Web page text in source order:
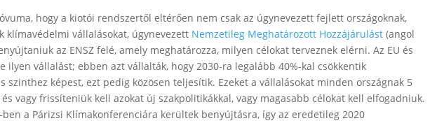
hogy a kiotói rendszertől eltérően nem csak az úgynevezett fejlett országoknak,
klímavédelmi vállalásokat, úgynevezett Nemzetileg Meghatározott Hozzájárulást (angol
az ENSZ felé, amely meghatározza, milyen célokat terveznek elérni. Az EU és
ilyen vállalást; ebben azt vállalták, hogy 2030-ra legalább 40%-kal csökkentik
szinthez képest, ezt pedig közösen teljesítik. Ezeket a vállalásokat minden országnak 5
vagy frissíteniük kell azokat új szakpolitikákkal, vagy magasabb célokat kell elfogadniuk.
ben a Párizsi Klímakonferenciára kerültek benyújtásra, így az eredetileg 2020